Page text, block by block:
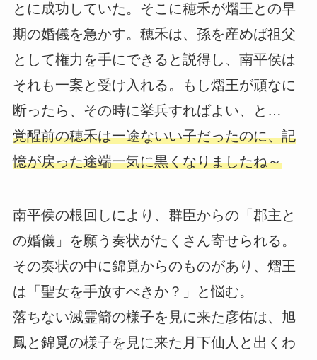
とに成功していた。そこに穂禾が熠王との早
期の婚儀を急かす。穂禾は、孫を産めば祖父
として権力を手にできると説得し、南平侯は
それも一案と受け入れる。もし熠王が頑なに
断ったら、その時に挙兵すればよい、と…
覚醒前の穂禾は一途ないい子だったのに、記
憶が戻った途端一気に黒くなりましたね～
南平侯の根回しにより、群臣からの「郡主と
の婚儀」を願う奏状がたくさん寄せられる。
その奏状の中に錦覓からのものがあり、熠王
は「聖女を手放すべきか？」と悩む。
落ちない滅霊箭の様子を見に来た彦佑は、旭
鳳と錦覓の様子を見に来た月下仙人と出くわ